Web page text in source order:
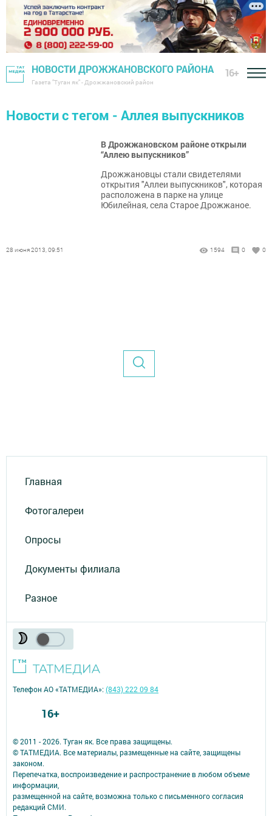
НОВОСТИ ДРОЖЖАНОВСКОГО РАЙОНА
Газета "Туган як" - Дрожжановский район
16+
Новости с тегом - Аллея выпускников
В Дрожжановском районе открыли
“Аллею выпускников”
Дрожжановцы стали свидетелями
открытия "Аллеи выпускников", которая
расположена в парке на улице
Юбилейная, села Старое Дрожжаное.
28 июня 2013, 09:51 1594 0 0
Главная
Фотогалереи
Опросы
Документы филиала
Разное
© 2011 - 2026. Туган як. Все права защищены.
© ТАТМЕДИА. Все материалы, размещенные на сайте, защищены
законом.
Перепечатка, воспроизведение и распространение в любом объеме
информации,
размещенной на сайте, возможна только с письменного согласия
редакций СМИ.
Телефон АО «ТАТМЕДИА»:(843) 222 09 84
16+